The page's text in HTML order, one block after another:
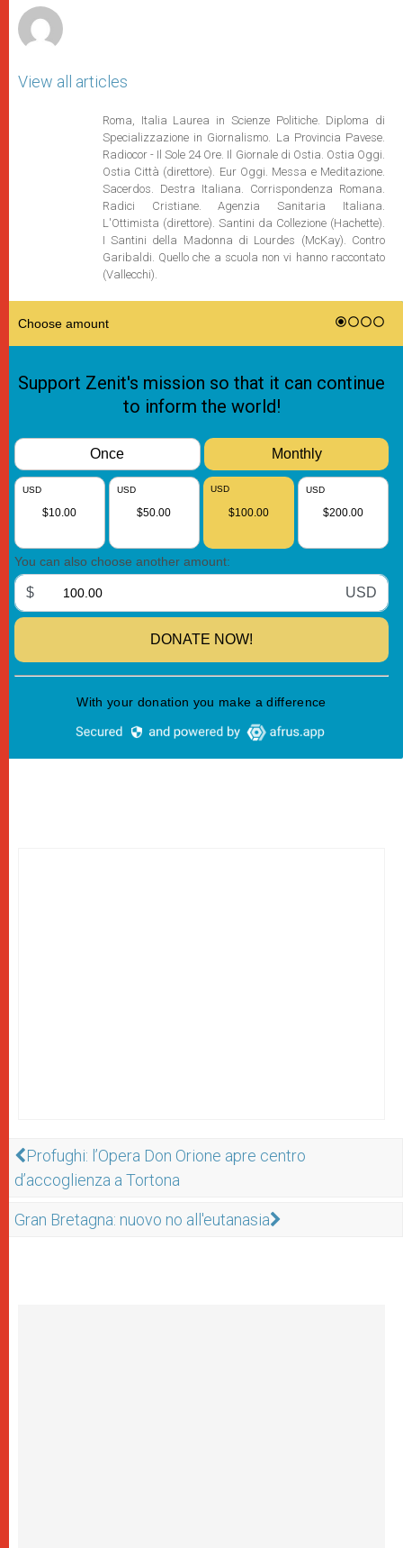
View all articles
Roma, Italia Laurea in Scienze Politiche. Diploma di
Specializzazione in Giornalismo. La Provincia Pavese.
Radiocor - Il Sole 24 Ore. Il Giornale di Ostia. Ostia Oggi.
Ostia Città (direttore). Eur Oggi. Messa e Meditazione.
Sacerdos. Destra Italiana. Corrispondenza Romana.
Radici Cristiane. Agenzia Sanitaria Italiana.
L'Ottimista (direttore). Santini da Collezione (Hachette).
I Santini della Madonna di Lourdes (McKay). Contro
Garibaldi. Quello che a scuola non vi hanno raccontato
(Vallecchi).
Profughi: l’Opera Don Orione apre centro
d’accoglienza a Tortona
Gran Bretagna: nuovo no all'eutanasia